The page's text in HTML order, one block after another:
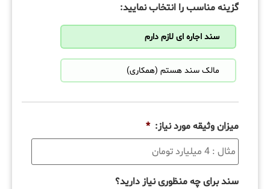
گزینه مناسب را انتخاب نمایید:
سند اجاره ای لازم دارم
مالک سند هستم (همکاری)
میزان وثیقه مورد نیاز: *
سند برای چه منظوری نیاز دارید؟